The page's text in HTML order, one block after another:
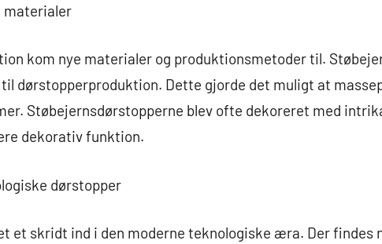
materialer
kom nye materialer og produktionsmetoder til.
dørstopperproduktion. Dette gjorde det muligt at
Støbejernsdørstopperne blev ofte dekoreret med
dekorativ funktion.
dørstopper
et skridt ind i den moderne teknologiske æra. Der findes